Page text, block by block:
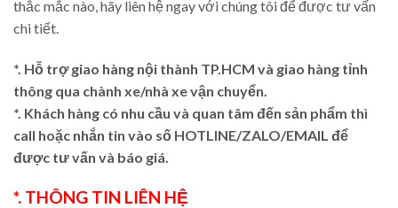
thắc mắc nào, hãy liên hệ ngay với chúng tôi để được tư vấn
chi tiết.
*. Hỗ trợ giao hàng nội thành TP.HCM và giao hàng tỉnh
thông qua chành xe/nhà xe vận chuyển.
*. Khách hàng có nhu cầu và quan tâm đến sản phẩm thì
call hoặc nhắn tin vào số HOTLINE/ZALO/EMAIL để
được tư vấn và báo giá.
*. THÔNG TIN LIÊN HỆ